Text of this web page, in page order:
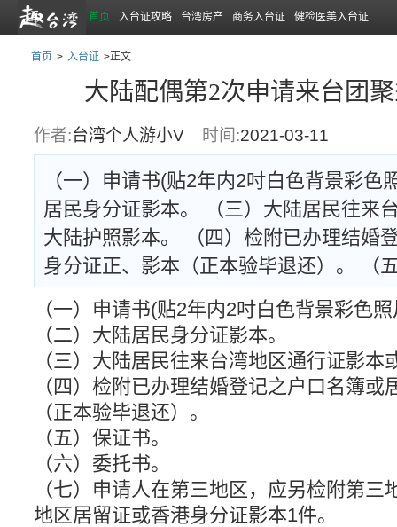
首页 入台证攻略 台湾房产 商务入台证 健检医美入台证
首页 > 入台证 >正文
大陆配偶第2次申请来台团
作者:台湾个人游小V 时间:2021-03-11
（一）申请书(贴2年内2吋白色背景彩色
居民身分证影本。 （三）大陆居民往来
大陆护照影本。 （四）检附已办理结婚
身分证正、影本（正本验毕退还）。 （
（一）申请书(贴2年内2吋白色背景彩色
（二）大陆居民身分证影本。
（三）大陆居民往来台湾地区通行证影本
（四）检附已办理结婚登记之户口名簿或
（正本验毕退还）。
（五）保证书。
（六）委托书。
（七）申请人在第三地区，应另检附第三
地区居留证或香港身分证影本1件。